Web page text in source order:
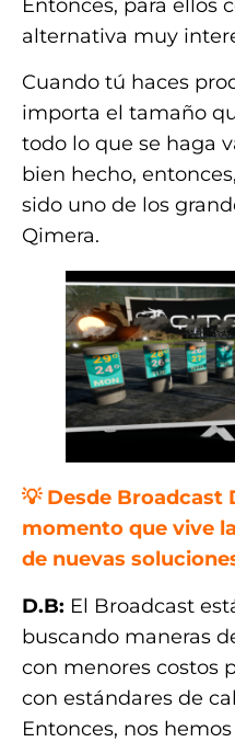
Entonces, para ellos
alternativa muy
Cuando tú haces
importa el tamaño
todo lo que se haga
bien hecho,
sido uno de los
Qimera.
💡 Desde Broadcast
momento que vive
de nuevas
D.B: El Broadcast
buscando maneras
con menores costos
con estándares de
Entonces, nos